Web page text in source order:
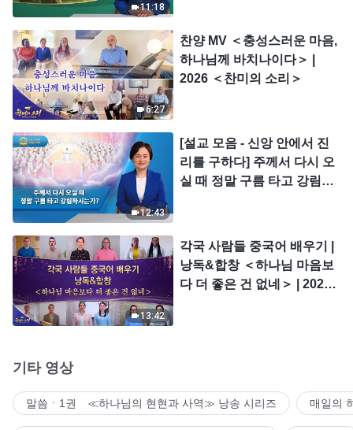
11:18
6:27
찬양 MV ＜충성스러운 마음,
하나님께 바치나이다＞ |
2026 ＜찬미의 소리＞
12:43
[설교 모음 - 신앙 안에서 진
리를 구하다] 주께서 다시 오
실 때 정말 구름 타고 강림하
13:42
각국 사람들 중국어 배우기 |
낭독&합창 ＜하나님 마음보
다 더 좋은 건 없네＞ | 2026
기타 영상
말씀ㆍ1권 ≪하나님의 현현과 사역≫ 낭송 시리즈 매일의